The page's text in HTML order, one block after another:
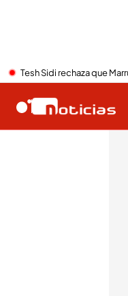
Tesh Sidi rechaza que